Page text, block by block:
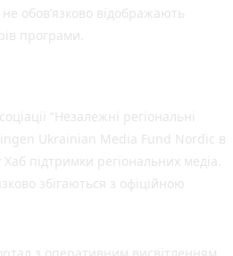
обов’язково відображають
програми.
“Незалежні регіональні
Ukrainian Media Fund Nordic в
Хаб підтримки регіональних медіа.
збігаються з офіційною